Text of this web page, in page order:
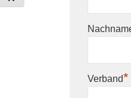
Verband*